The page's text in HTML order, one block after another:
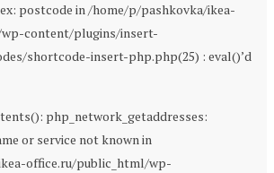
postcode in /home/p/pashkovka/ikea-
content/plugins/insert-
shortcode-insert-php.php(25) : eval()’d
php_network_getaddresses:
or service not known in
office.ru/public_html/wp-